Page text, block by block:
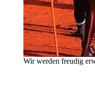
Wir werden freudig